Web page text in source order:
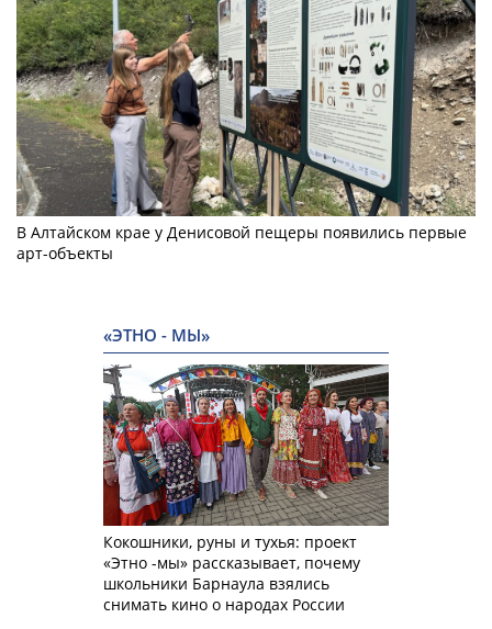
В Алтайском крае у Денисовой пещеры появились первые
арт-объекты
«ЭТНО - МЫ»
Кокошники, руны и тухья: проект
«Этно -мы» рассказывает, почему
школьники Барнаула взялись
снимать кино о народах России